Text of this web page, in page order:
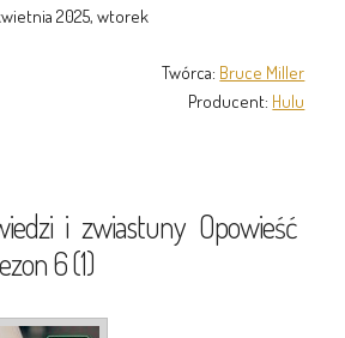
2025, wtorek
Twórca: Bruce Miller
Producent: Hulu
i zwiastuny Opowieść
6 (1)